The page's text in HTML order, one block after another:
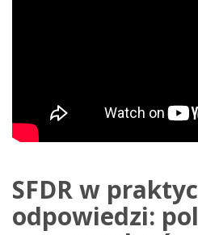
SFDR w
odpowiedzi: